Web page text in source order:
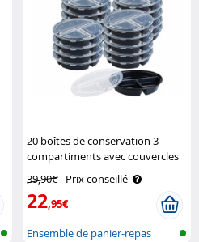
20 boîtes de conservation 3
compartiments avec couvercles
– 900 ml Rosenstein & Söhne
39,90€ Prix conseillé
22,95€
Ensemble de panier-repas